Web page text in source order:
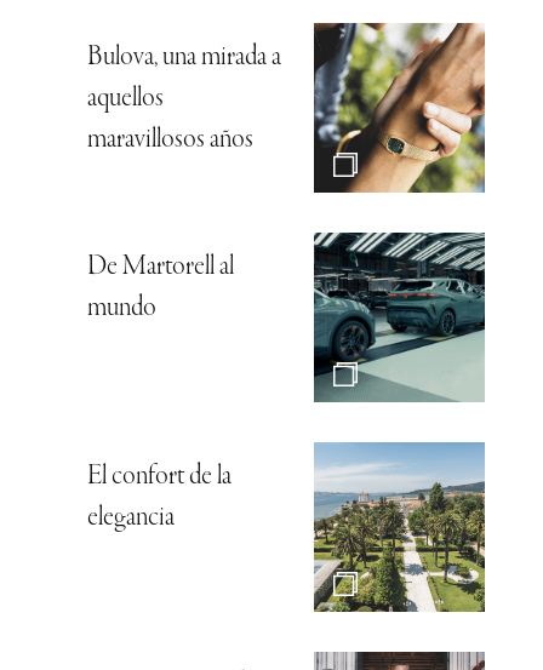
Bulova, una mirada a
aquellos
maravillosos años
De Martorell al
mundo
El confort de la
elegancia